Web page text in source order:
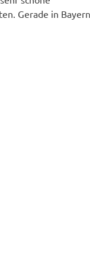
Gerade in Bayern